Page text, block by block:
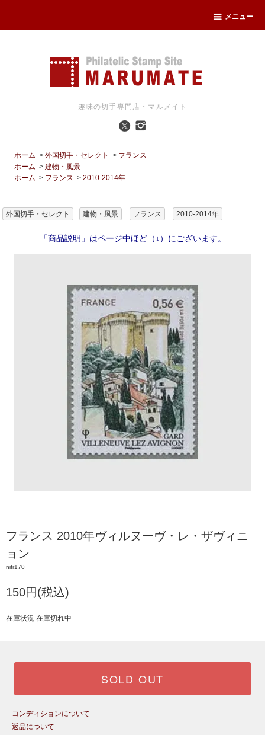
メニュー
趣味の切手専門店・マルメイト
ホーム >外国切手・セレクト > フランス
ホーム >建物・風景
ホーム > フランス >2010-2014年
外国切手・セレクト 建物・風景 フランス 2010-2014年
「商品説明」はページ中ほど（↓）にございます。
フランス 2010年ヴィルヌーヴ・レ・ザヴィニ
ョン
nifr170
150円(税込)
在庫状況 在庫切れ中
SOLD OUT
コンディションについて
返品について